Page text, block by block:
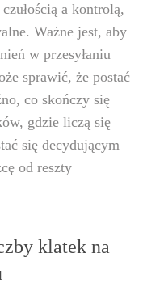
a kontrolą,
Ważne jest, aby
w przesyłaniu
sprawić, że postać
co skończy się
gdzie liczą się
się decydującym
od reszty
klatek na